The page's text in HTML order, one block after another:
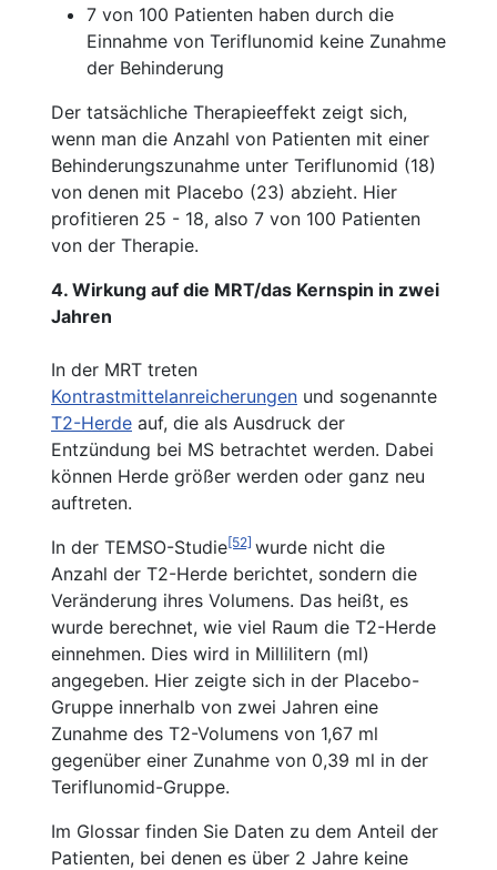
7 von 100 Patienten haben durch die
Einnahme von Teriflunomid keine Zunahme
der Behinderung
Der tatsächliche Therapieeffekt zeigt sich,
wenn man die Anzahl von Patienten mit einer
Behinderungszunahme unter Teriflunomid (18)
von denen mit Placebo (23) abzieht. Hier
profitieren 25 - 18, also 7 von 100 Patienten
von der Therapie.
4. Wirkung auf die MRT/das Kernspin in zwei
Jahren
In der MRT treten
Kontrastmittelanreicherungen und sogenannte
T2-Herde auf, die als Ausdruck der
Entzündung bei MS betrachtet werden. Dabei
können Herde größer werden oder ganz neu
auftreten.
In der TEMSO-Studie[52] wurde nicht die
Anzahl der T2-Herde berichtet, sondern die
Veränderung ihres Volumens. Das heißt, es
wurde berechnet, wie viel Raum die T2-Herde
einnehmen. Dies wird in Millilitern (ml)
angegeben. Hier zeigte sich in der Placebo-
Gruppe innerhalb von zwei Jahren eine
Zunahme des T2-Volumens von 1,67 ml
gegenüber einer Zunahme von 0,39 ml in der
Teriflunomid-Gruppe.
Im Glossar finden Sie Daten zu dem Anteil der
Patienten, bei denen es über 2 Jahre keine